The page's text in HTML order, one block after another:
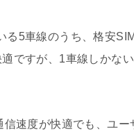
5車線のうち、格安
ですが、1車線しかな
速度が快適でも、ユー